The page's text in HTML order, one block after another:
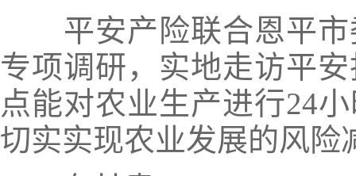
平安产险联合恩平
专项调研，实地走访平
点能对农业生产进行24
切实实现农业发展的风险